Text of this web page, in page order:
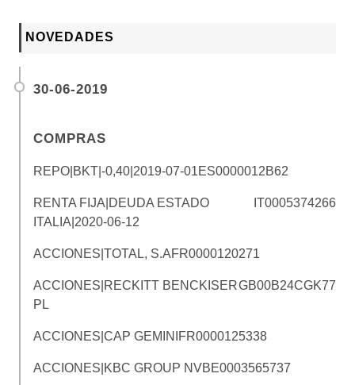
NOVEDADES
30-06-2019
COMPRAS
REPO|BKT|-0,40|2019-07-01ES0000012B62
RENTA FIJA|DEUDA ESTADO
ITALIA|2020-06-12
IT0005374266
ACCIONES|TOTAL, S.AFR0000120271
ACCIONES|RECKITT BENCKISER
PL
GB00B24CGK77
ACCIONES|CAP GEMINI FR0000125338
ACCIONES|KBC GROUP NVBE0003565737